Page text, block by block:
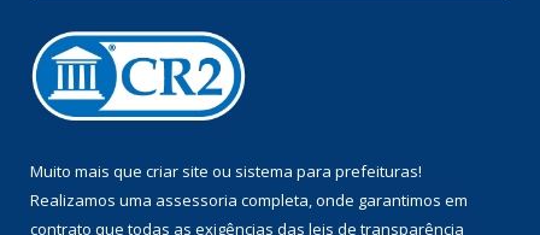
Muito mais que criar site ou sistema para prefeituras!
Realizamos uma assessoria completa, onde garantimos em
contrato que todas as exigências das leis de transparência